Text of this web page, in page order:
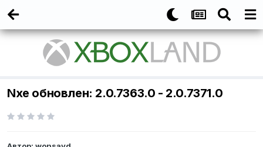
Nxe обновлен: 2.0.7363.0 - 2.0.7371.0